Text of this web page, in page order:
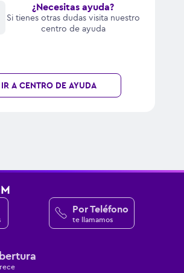
¿Necesitas ayuda?
Si tienes otras dudas visita nuestro
centro de ayuda
IR A CENTRO DE AYUDA
Por Teléfono
te llamamos